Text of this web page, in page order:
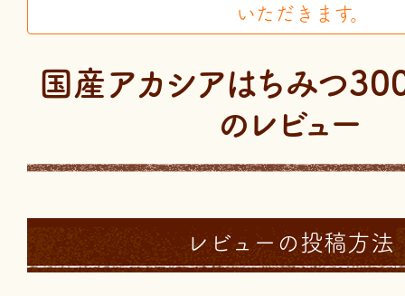
いただきます。
国産アカシアはちみつ
のレビュー
レビューの投稿方法